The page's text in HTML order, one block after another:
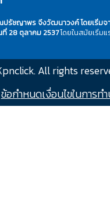
ชญาพร จึงวัฒนาวงค์ โดยเริ่มจ
28 ตุลาคม 2537โดยในสมัยเริ่ม
All rights
ข้อกำหนดเงื่อนไขในการท